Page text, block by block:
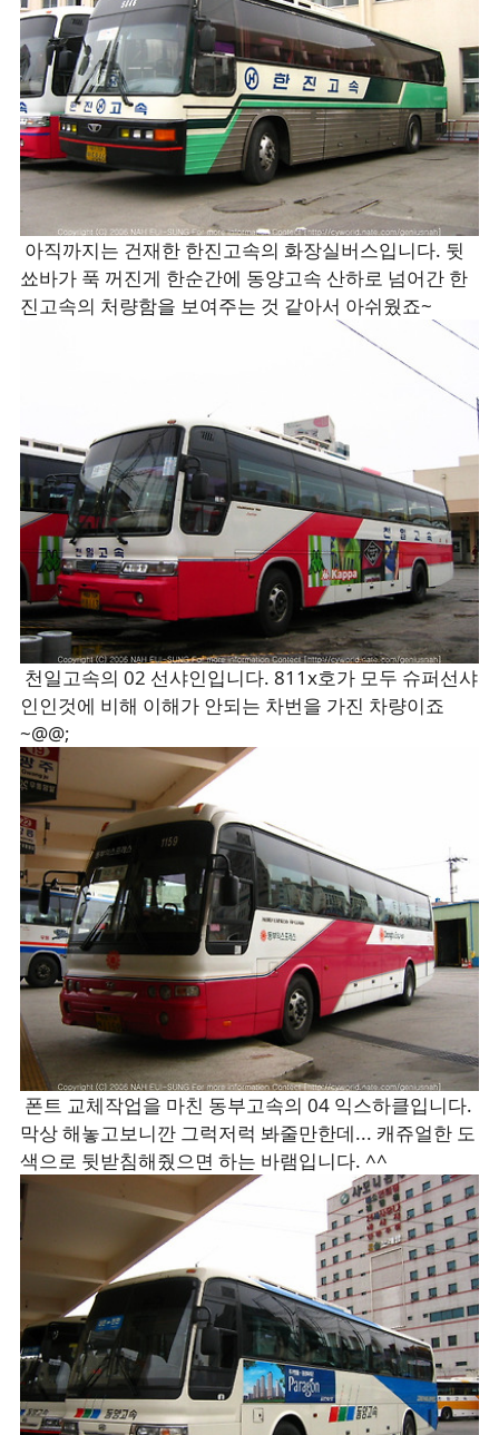
아직까지는 건재한 한진고속의 화장실버스입니다. 뒷
쑈바가 푹 꺼진게 한순간에 동양고속 산하로 넘어간 한
진고속의 처량함을 보여주는 것 같아서 아쉬웠죠~
천일고속의 02 선샤인입니다. 811x호가 모두 슈퍼선샤
인인것에 비해 이해가 안되는 차번을 가진 차량이죠
~@@;
폰트 교체작업을 마친 동부고속의 04 익스하클입니다.
막상 해놓고보니깐 그럭저럭 봐줄만한데... 캐쥬얼한 도
색으로 뒷받침해줬으면 하는 바램입니다. ^^